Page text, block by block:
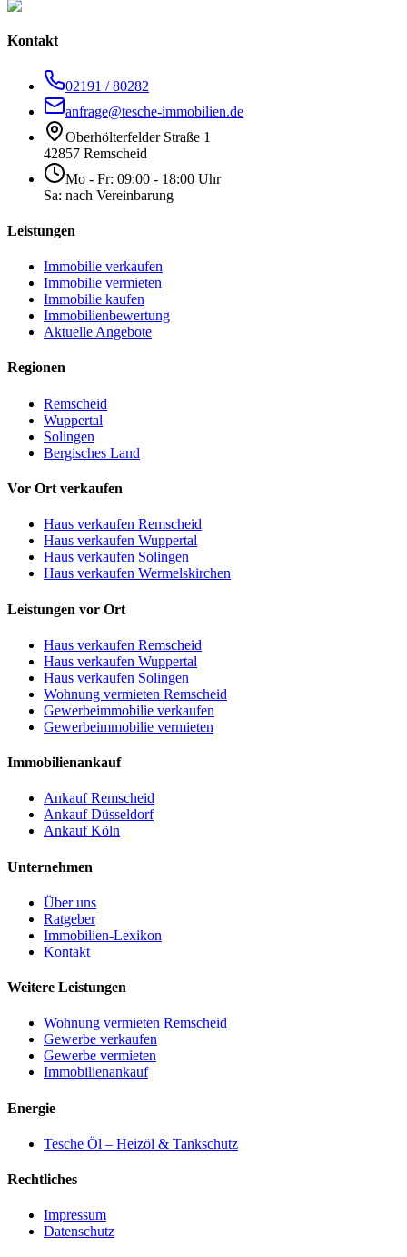
Kontakt
02191 / 80282
anfrage@tesche-immobilien.de
Oberhölterfelder Straße 1
42857 Remscheid
Mo - Fr: 09:00 - 18:00 Uhr
Sa: nach Vereinbarung
Leistungen
Immobilie verkaufen
Immobilie vermieten
Immobilie kaufen
Immobilienbewertung
Aktuelle Angebote
Regionen
Remscheid
Wuppertal
Solingen
Bergisches Land
Vor Ort verkaufen
Haus verkaufen Remscheid
Haus verkaufen Wuppertal
Haus verkaufen Solingen
Haus verkaufen Wermelskirchen
Leistungen vor Ort
Haus verkaufen Remscheid
Haus verkaufen Wuppertal
Haus verkaufen Solingen
Wohnung vermieten Remscheid
Gewerbeimmobilie verkaufen
Gewerbeimmobilie vermieten
Immobilienankauf
Ankauf Remscheid
Ankauf Düsseldorf
Ankauf Köln
Unternehmen
Über uns
Ratgeber
Immobilien-Lexikon
Kontakt
Weitere Leistungen
Wohnung vermieten Remscheid
Gewerbe verkaufen
Gewerbe vermieten
Immobilienankauf
Energie
Tesche Öl – Heizöl & Tankschutz
Rechtliches
Impressum
Datenschutz